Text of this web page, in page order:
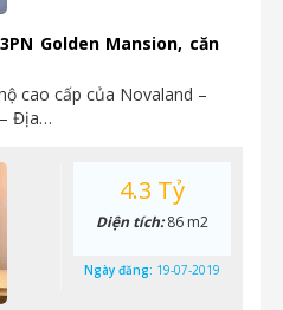
Golden Mansion, căn
cao cấp của Novaland –
Địa…
4.3 Tỷ
Diện tích:86 m2
Ngày đăng: 19-07-2019